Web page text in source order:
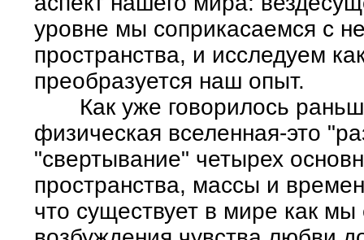
уровне мы соприкасаемся с
пространства, и исследуем
преобразуется наш опыт.
Как уже говорилось
физическая вселенная-это
"свертывание" четырех
пространства, массы и
что существует в мире как мы